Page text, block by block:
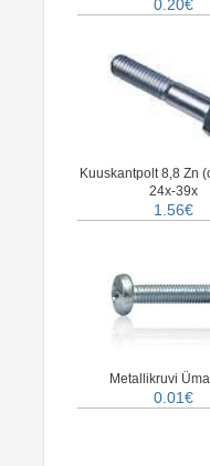
0.20€
Kuuskantpolt 8,8 Zn
24x-39x
1.56€
Metallikruvi
0.01€